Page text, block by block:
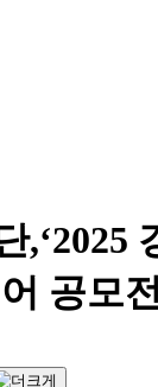
,‘2025
공모